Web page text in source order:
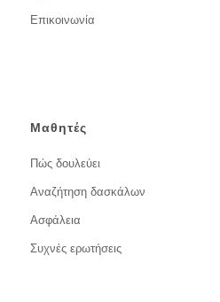
Επικοινωνία
Μαθητές
Πώς δουλεύει
Αναζήτηση δασκάλων
Ασφάλεια
Συχνές ερωτήσεις